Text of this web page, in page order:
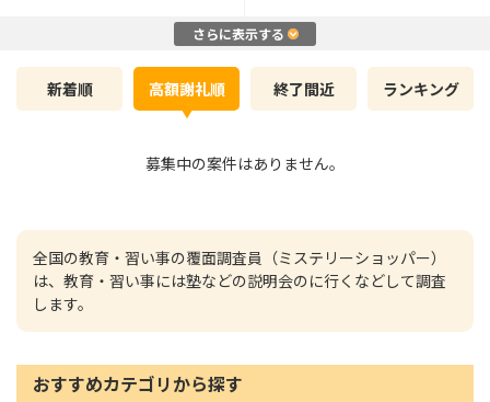
さらに表示する
新着順 高額謝礼順 終了間近 ランキング
募集中の案件はありません。
全国の教育・習い事の覆面調査員（ミステリーショッパー）
は、教育・習い事には塾などの説明会のに行くなどして調査
します。
おすすめカテゴリから探す